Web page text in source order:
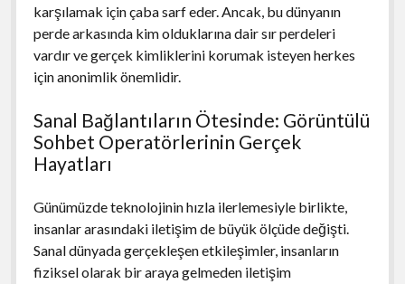
karşılamak için çaba sarf eder. Ancak, bu dünyanın
perde arkasında kim olduklarına dair sır perdeleri
vardır ve gerçek kimliklerini korumak isteyen herkes
için anonimlik önemlidir.
Sanal Bağlantıların Ötesinde: Görüntülü
Sohbet Operatörlerinin Gerçek
Hayatları
Günümüzde teknolojinin hızla ilerlemesiyle birlikte,
insanlar arasındaki iletişim de büyük ölçüde değişti.
Sanal dünyada gerçekleşen etkileşimler, insanların
fiziksel olarak bir araya gelmeden iletişim